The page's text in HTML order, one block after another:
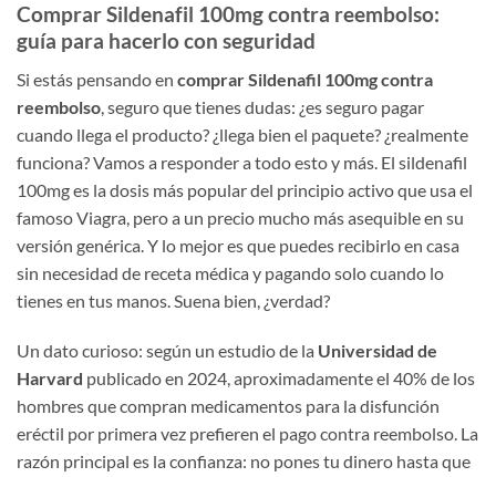
Comprar Sildenafil 100mg contra reembolso:
guía para hacerlo con seguridad
Si estás pensando en comprar Sildenafil 100mg contra
reembolso , seguro que tienes dudas: ¿es seguro pagar
cuando llega el producto? ¿llega bien el paquete? ¿realmente
funciona? Vamos a responder a todo esto y más. El sildenafil
100mg es la dosis más popular del principio activo que usa el
famoso Viagra, pero a un precio mucho más asequible en su
versión genérica. Y lo mejor es que puedes recibirlo en casa
sin necesidad de receta médica y pagando solo cuando lo
tienes en tus manos. Suena bien, ¿verdad?
Un dato curioso: según un estudio de la Universidad de
Harvard publicado en 2024, aproximadamente el 40% de los
hombres que compran medicamentos para la disfunción
eréctil por primera vez prefieren el pago contra reembolso. La
razón principal es la confianza: no pones tu dinero hasta que